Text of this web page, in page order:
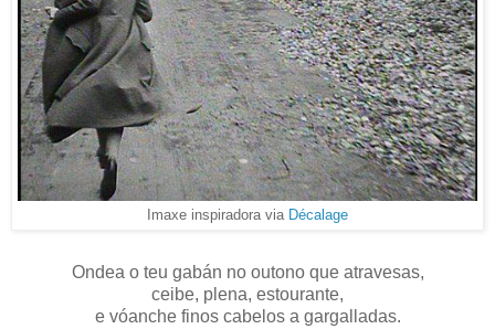
Imaxe inspiradora via Décalage
Ondea o teu gabán no outono que atravesas,
ceibe, plena, estourante,
e vóanche finos cabelos a gargalladas.